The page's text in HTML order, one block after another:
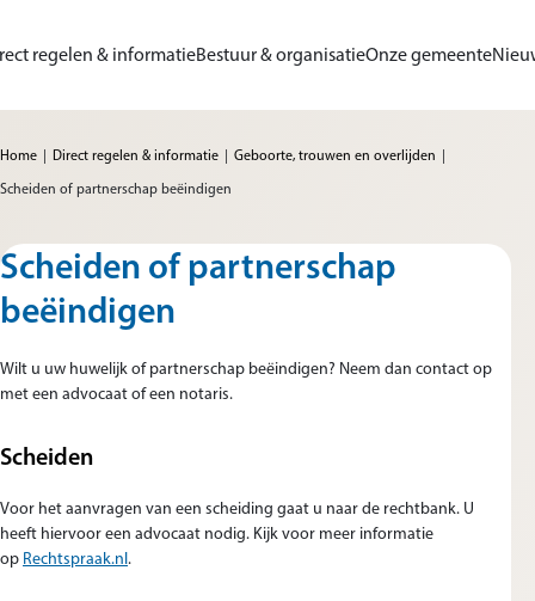
regelen & informatieBestuur & organisatieOnze gemeente
Home Direct regelen & informatie
Geboorte, trouwen en overlijden
Scheiden of partnerschap beëindigen
Scheiden of partnerschap
beëindigen
Wilt u uw huwelijk of partnerschap beëindigen? Neem dan contact op
met een advocaat of een notaris.
Scheiden
Voor het aanvragen van een scheiding gaat u naar de rechtbank. U
heeft hiervoor een advocaat nodig. Kijk voor meer informatie
op Rechtspraak.nl(opent in nieuw tabblad)
.